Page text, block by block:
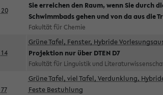
20
Sie erreichen den Raum, wenn Sie durch
Schwimmbads gehen und von da aus die
Fakultät für Chemie
14
Grüne Tafel, Fenster, Hybride
Projektion nur über DTEN D7
Fakultät für Linguistik und
77
Grüne Tafel, viel Tafel, Verdunklung,
Feste Bestuhlung